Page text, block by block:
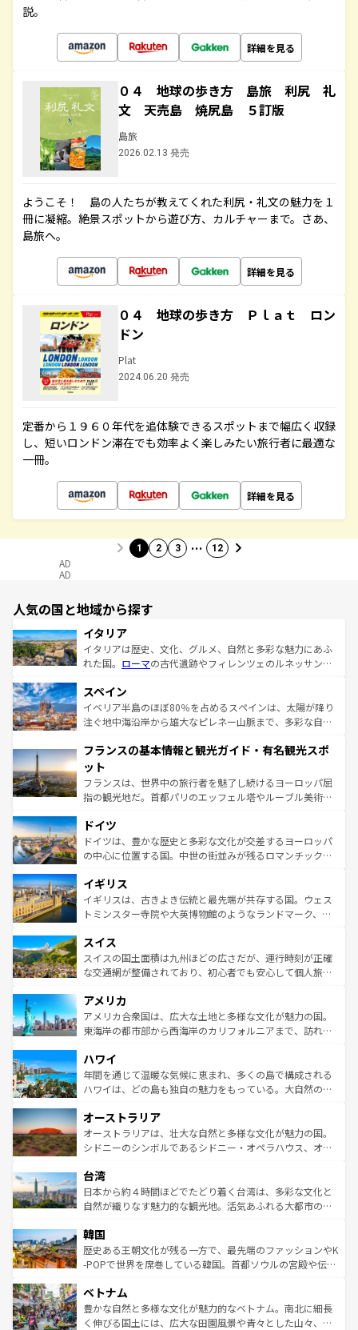
説。
詳細を見る
０４ 地球の歩き方 島旅 利尻 礼
文 天売島 焼尻島 ５訂版
島旅
2026.02.13 発売
ようこそ！ 島の人たちが教えてくれた利尻・礼文の魅力を１
冊に凝縮。絶景スポットから遊び方、カルチャーまで。さあ、
島旅へ。
詳細を見る
０４ 地球の歩き方 Ｐｌａｔ ロン
ドン
Plat
2024.06.20 発売
定番から１９６０年代を追体験できるスポットまで幅広く収録
し、短いロンドン滞在でも効率よく楽しみたい旅行者に最適な
一冊。
詳細を見る
1 2 3 … 12
AD
AD
人気の国と地域から探す
イタリア
イタリアは歴史、文化、グルメ、自然と多彩な魅力にあふ
れた国。 ローマの古代遺跡やフィレンツェのルネッサンス
ろん、トスカーナの美しい田園風景やアマルフィ海岸の絶
景など、自然景観も見逃せない。観光の合間には、本場の
ピザやパスタなど、絶品のイタリア料理を堪能することも
ませてくれるイタリアで、忘れられない旅をしてみよう！
なお、新着のイタリア情報は
しい。
スペイン
イベリア半島のほぼ80％を占めるスペインは、太陽が降り
注ぐ地中海沿岸から雄大なピレネー山脈まで、多彩な自然
文化が根付くこの国では、情熱的なフラメンコ、熱気あふ
れる闘牛、そして美味しいタパスが生活の一部となってい
る。首都マドリードの洗練された雰囲気や、バルセロナの
アートに溢れた街角から、地方では古代ローマ遺跡や中世
せる。地方によって風土や気候が異なるスペインはその個
性で訪れる人を魅了する。 なお、新着のスペイン情報は コ
ンテンツ一覧を参照してほしい。
フランスの基本情報と観光ガイド・有名観光スポ
ット
フランスは、世界中の旅行者を魅了し続けるヨーロッパ屈
指の観光地だ。首都パリのエッフェル塔やルーブル美術館
で、幅広い魅力が詰まっている。華麗な宮殿、歴史的な大
聖堂、美しいビーチ、そして豊かな自然が、訪れる者を心
から魅了する。また、フランスは美食の国としても知ら
いる。シャンパンの発祥地であるランス、プロヴァンスの
香り高いラベンダー畑など、多彩な楽しみ方が可能だ。さ
らに、パリ以外の地域にも魅力が溢れており、どの街角に
れる地方に足を運ぶとそれぞれで全く異なる文化を体験で
きるだろう。 なお、新着のフランス情報はコンテンツ一覧
を参照してほしい。
ドイツ
ドイツは、豊かな歴史と多彩な文化が交差するヨーロッパ
の中心に位置する国。中世の街並みが残るロマンチック街
顔を持つこの国は、どこを歩いても飽きることがない。ベ
ルリンの文化的活気、バイエルン州のアルプスの絶景、そ
してライン川沿いのワイン畑といった風景は必見。ビール
は、お酒好きな人にはぜひ体験してほしい。 なお、新着の
ドイツ情報はコンテンツ一覧を参照してほしい。
イギリス
イギリスは、古きよき伝統と最先端が共存する国。ウェス
トミンスター寺院や大英博物館のようなランドマーク、歴
リアごとに異なる魅力がある。また、優雅なアフタヌーン
ティー、ビール好きにはたまらない英国パブ、サッカー観
戦など、本場だからこそできる体験も豊富。イギリスを旅
ンツ一覧を参照してほしい。
スイス
スイスの国土面積は九州ほどの広さだが、運行時刻が正確
な交通網が整備されており、初心者でも安心して個人旅行
の建物がそのまま残る町や、スイスならではのユニークな
博物館もあり、アルプス観光だけでなく町歩きも満喫する
ことができる。国民の所得が高いため物価も高いが、旅行
ば市内交通費無料で観光を楽しむこともできる。 なお、新
着のスイス情報はコンテンツ一覧 を参照してほしい。
アメリカ
アメリカ合衆国は、広大な土地と多様な文化が魅力の国。
東海岸の都市部から西海岸のカリフォルニアまで、訪れる
のような巨大都市は、観光、ショッピング、エンターテイ
ンメントが詰まった刺激的なスポットだ。一方、アメリカ
西部には大自然が広がり、グランドキャニオンやイエロー
部のニューオーリンズでは、音楽と美食が融合した独特の
文化が魅力。旅行者はアメリカの各地域で異なる魅力を楽
しみながら、その多様性と豊かな歴史を感じることができ
ならではの贅沢な旅のスタイルだ。 なお、新着のアメリカ
情報はコンテンツ一覧を参照してほしい。
ハワイ
年間を通じて温暖な気候に恵まれ、多くの島で構成される
ハワイは、どの島も独自の魅力をもっている。大自然の神
ワイ島は見逃せない。また、定番の観光地といえばオアフ
島だが、静かな自然を求めるならマウイ島やカウアイ島が
おすすめ。エメラルドグリーンに輝く海をはじめ、豊かな
れるおもてなしの心で訪れる人々を迎えてくれるハワイの
人々、おいしいローカルフードやハワイアンミュージッ
ク、伝統的なフラダンスなど、すべてがハワイの魅力を彩
ワイを、存分に味わってほしい。 なお、新着のハワイ情報
はコンテンツ一覧を参照してほしい。
オーストラリア
オーストラリアは、壮大な自然と多様な文化が魅力の国。
シドニーのシンボルであるシドニー・オペラハウス、オー
リアリーフや大陸中央部にそびえるウルル（エアーズロッ
ク）、タスマニアの美しい原生林やケアンズの熱帯雨林な
ど、見どころがたくさん。また、カフェやワイン、オージ
いる。アクティビティも充実しており、サーフィンやダイ
ビング、ハイキングなど、アウトドア好きにはたまらな
い。オーストラリアの多彩な魅力を存分に味わいつくそ
参照してほしい。
台湾
日本から約４時間ほどでたどり着く台湾は、多彩な文化と
自然が織りなす魅力的な観光地。活気あふれる大都市の台
ン）、静ひつな山岳地帯である台湾東部など、都市の喧騒
と山間の静けさが共存しており、訪れる人に新しい発見と
驚きをもたらしてくれる。また、奥深い台湾の食文化も魅
容にもいいと評判のスイーツなど、バラエティ豊かな料理
が味わえる。 なお、新着の台湾情報は コンテンツ一覧を参
照してほしい。
韓国
歴史ある王朝文化が残る一方で、最先端のファッションやK
-POPで世界を席巻している韓国。首都ソウルの宮殿や伝統
き、地方に足を延ばせば四季折々の自然美を楽しむことが
できる。そして、キムチや焼肉、絶品のストリートフード
まで、さまざまな韓国料理が待っている。夜には、韓国な
ベトナム
豊かな自然と多様な文化が魅力的なベトナム。南北に細長
く伸びる国土には、広大な田園風景や青々とした山々、世